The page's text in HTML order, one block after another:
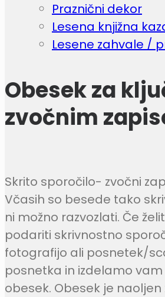
Praznični dekor
Lesena knjižna
Lesene zahvale /
Obesek za
zvočnim
Skrito sporočilo- zvočni
Včasih so besede tako
ni možno razvozlati. Če
podariti skrivnostno
fotografijo ali posnetek/
posnetka in izdelamo
obesek. Obesek je naoljen